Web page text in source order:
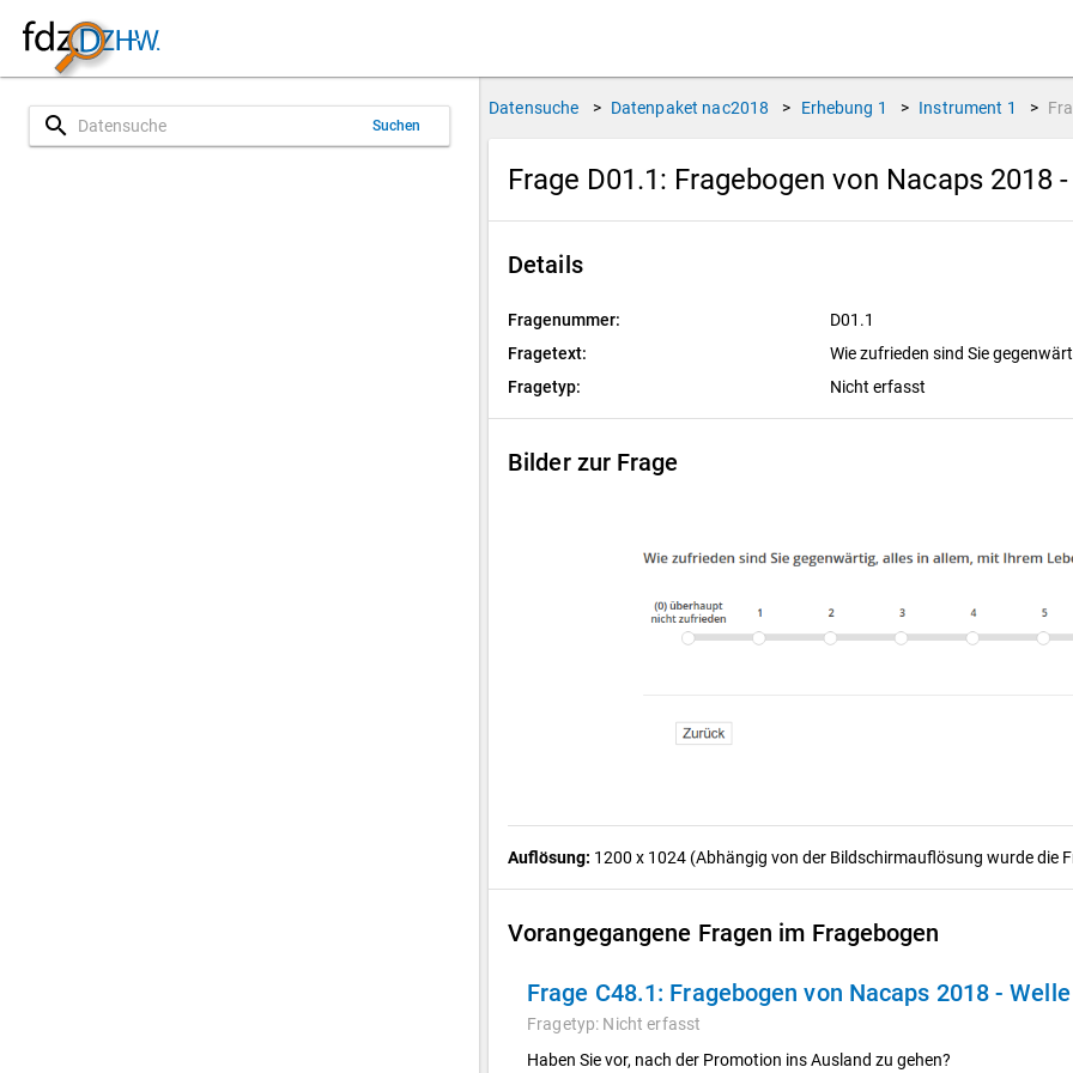
search Suchen
Datensuche > Datenpaket nac2018 > Erhebung 1 > Instrument 1 >
Frage D01.1: Fragebogen von Nacaps 2018 -
Details
Fragenummer:
D01.1
Fragetext:
Wie zufrieden sind Sie
Fragetyp:
Nicht erfasst
Bilder zur Frage
Auflösung: 1200 x 1024 (Abhängig von der Bildschirmauflösung wurde die
Vorangegangene Fragen im Fragebogen
Frage C48.1: Fragebogen von Nacaps 2018 - Welle
Fragetyp: Nicht erfasst
Haben Sie vor, nach der Promotion ins Ausland zu gehen?